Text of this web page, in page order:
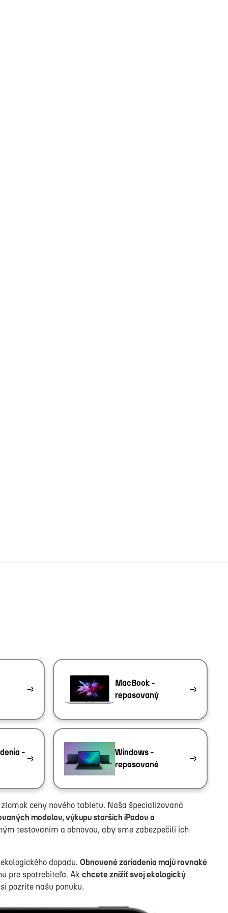
MacBook -
repasovaný
-
Windows -
repasované
ceny nového tabletu. Naša špecializovaná
modelov, výkupu starších iPadov a
testovaním a obnovou, aby sme zabezpečili ich
dopadu. Obnovené zariadenia majú rovnaké
pre spotrebiteľa. Ak chcete znížiť svoj ekologický
pozrite našu ponuku.